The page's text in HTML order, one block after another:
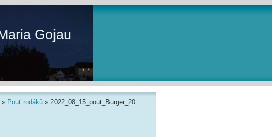
Gojau
» Pouť rodáků » 2022_08_15_pout_Burger_20